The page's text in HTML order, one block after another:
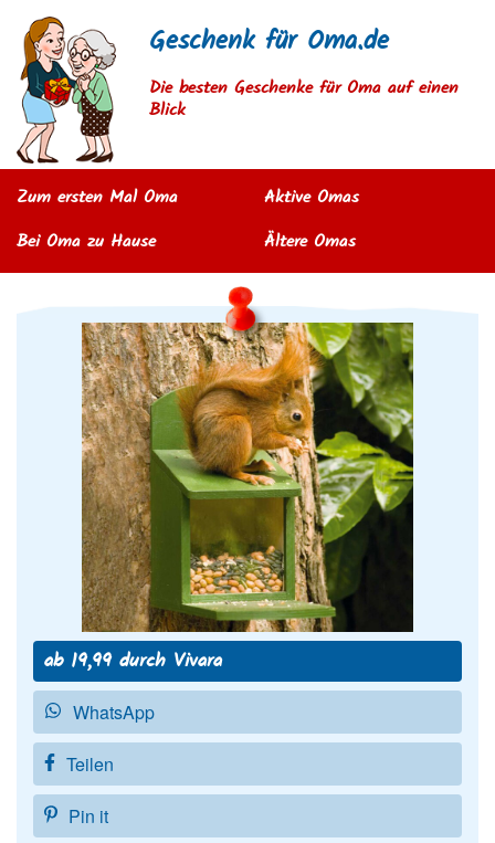
Geschenk für Oma.de
Die besten Geschenke für Oma auf einen
Blick
Zum ersten Mal Oma
Aktive Omas
Bei Oma zu Hause
Ältere Omas
ab 19,99 durch Vivara
WhatsApp
Teilen
Pin it